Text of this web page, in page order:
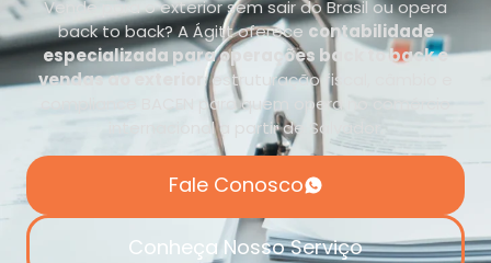
Vende para o exterior sem sair do Brasil ou opera
back to back? A Ágitt oferececontabilidade
especializada para operações back to back e
vendas ao exterior : estruturação fiscal, câmbio e
compliance BACEN para quem opera no comércio
internacional a partir de Salvador.
Fale Conosco
Conheça Nosso Serviço